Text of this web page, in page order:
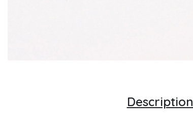
Description